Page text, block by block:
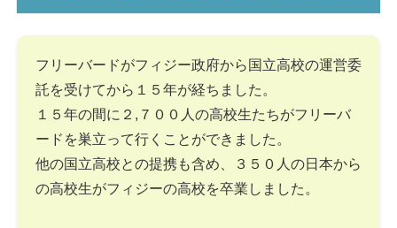
フリーバードがフィジー政府から国立高校の運営委
託を受けてから１５年が経ちました。
１５年の間に２,７００人の高校生たちがフリーバ
ードを巣立って行くことができました。
他の国立高校との提携も含め、３５０人の日本から
の高校生がフィジーの高校を卒業しました。